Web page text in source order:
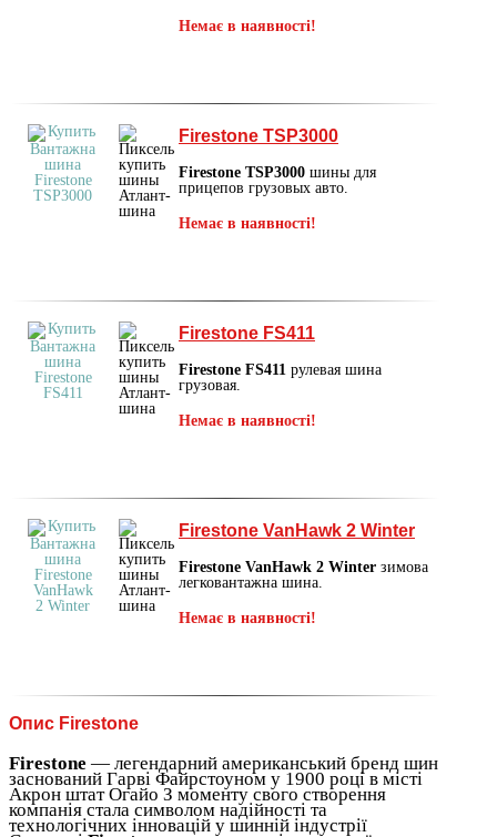
Немає в наявності!
Firestone TSP3000
Firestone TSP3000 шины для
прицепов грузовых авто.
Немає в наявності!
Firestone FS411
Firestone FS411 рулевая шина
грузовая.
Немає в наявності!
Firestone VanHawk 2 Winter
Firestone VanHawk 2 Winter зимова
легковантажна шина.
Немає в наявності!
Опис Firestone
Firestone — легендарний американський бренд шин
заснований Гарві Файрстоуном у 1900 році в місті
Акрон штат Огайо З моменту свого створення
компанія стала символом надійності та
технологічних інновацій у шинній індустрії